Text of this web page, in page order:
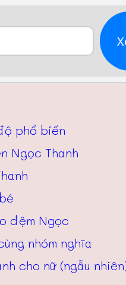
phổ biến
Ngọc Thanh
đệm Ngọc
nhóm nghĩa
cho nữ (ngẫu